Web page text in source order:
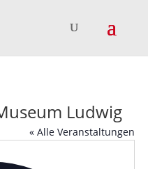
Ludwig
« Alle Veranstaltungen